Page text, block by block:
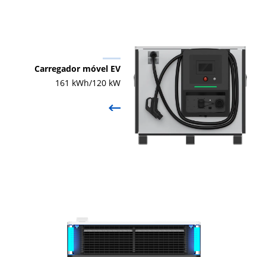
Carregador móvel EV
161 kWh/120 kW